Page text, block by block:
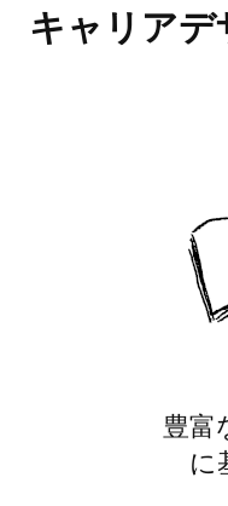
キャリア
豊富
に